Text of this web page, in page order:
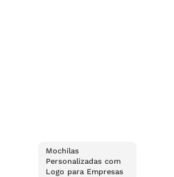
Mochilas
Personalizadas com
Logo para Empresas